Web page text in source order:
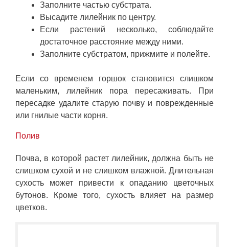
Заполните частью субстрата.
Высадите лилейник по центру.
Если растений несколько, соблюдайте
достаточное расстояние между ними.
Заполните субстратом, прижмите и полейте.
Если со временем горшок становится слишком
маленьким, лилейник пора пересаживать. При
пересадке удалите старую почву и поврежденные
или гнилые части корня.
Полив
Почва, в которой растет лилейник, должна быть не
слишком сухой и не слишком влажной. Длительная
сухость может привести к опаданию цветочных
бутонов. Кроме того, сухость влияет на размер
цветков.